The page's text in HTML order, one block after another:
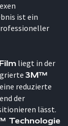
ist ein
liegt in der
3M™
reduzierte
der
lässt.
Technologie